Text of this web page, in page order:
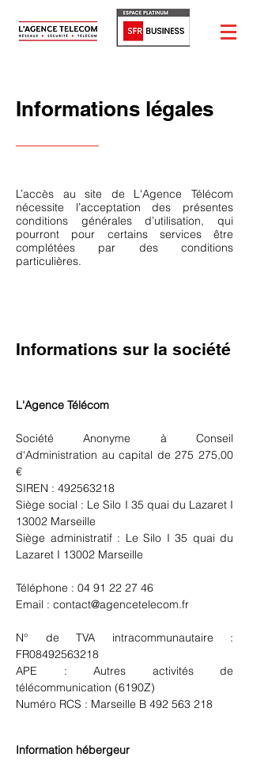
Informations légales
L’accès au site de L'Agence Télécom
nécessite l’acceptation des présentes
conditions générales d’utilisation, qui
pourront pour certains services être
complétées par des conditions
particulières.
Informations sur la société
L'Agence Télécom
Société Anonyme à Conseil
d'Administration au capital de 275 275,00
€
SIREN : 492563218
Siège social : Le Silo I 35 quai du Lazaret I
13002 Marseille
Siège administratif : Le Silo I 35 quai du
Lazaret I 13002 Marseille
Téléphone : 04 91 22 27 46
Email : contact@agencetelecom.fr
N° de TVA intracommunautaire :
FR08492563218
APE : Autres activités de
télécommunication (6190Z)
Numéro RCS : Marseille B 492 563 218
Information hébergeur